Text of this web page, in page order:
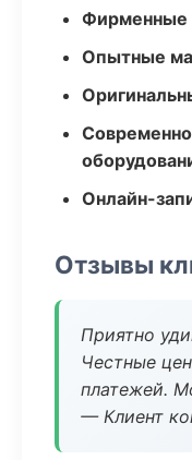
Фирменные
Опытные
Онлайн-
Отзывы
Приятно
Честные
платежей.
— Клиент